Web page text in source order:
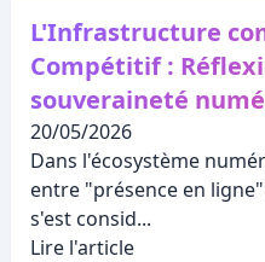
L'Infrastructure
Compétitif :
souveraineté
20/05/2026
Dans l'écosystème
entre "présence en
s'est consid...
Lire l'article